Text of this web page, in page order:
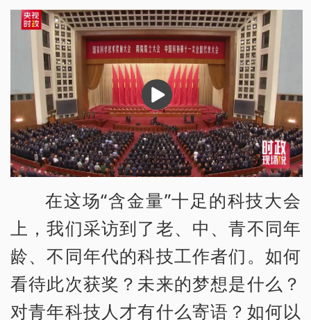
播
放
在这场“含金量”十足的科技大会
上，我们采访到了老、中、青不同年
龄、不同年代的科技工作者们。如何
看待此次获奖？未来的梦想是什么？
对青年科技人才有什么寄语？如何以